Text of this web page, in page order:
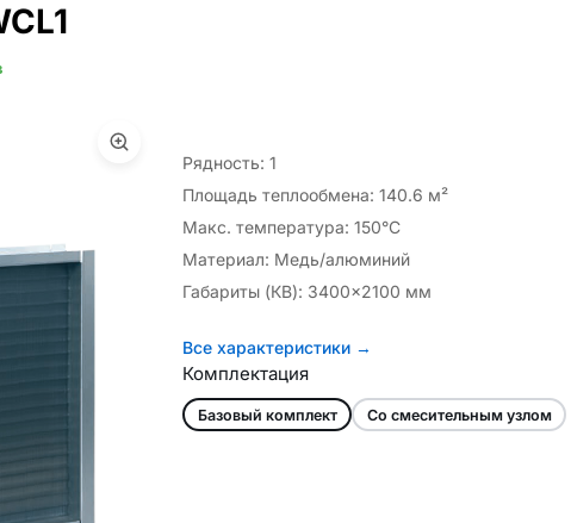
Рядность: 1
Площадь теплообмена: 140.6 м²
Макс. температура: 150°C
Материал: Медь/алюминий
Габариты (КВ): 3400×2100 мм
Все характеристики →
Комплектация
Базовый комплект Со смесительным узлом